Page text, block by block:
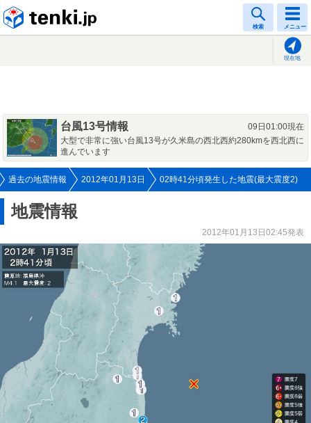
検索 メニュー
現在地
台風13号情報
09日01:00現在
大型で非常に強い台風13号が久米島の西北西約280kmを西北西に
進んでいます
過去の地震情報 2012年01月13日 02時41分頃発生した地震(最大震度2)
地震情報
2012年01月13日02:45発表